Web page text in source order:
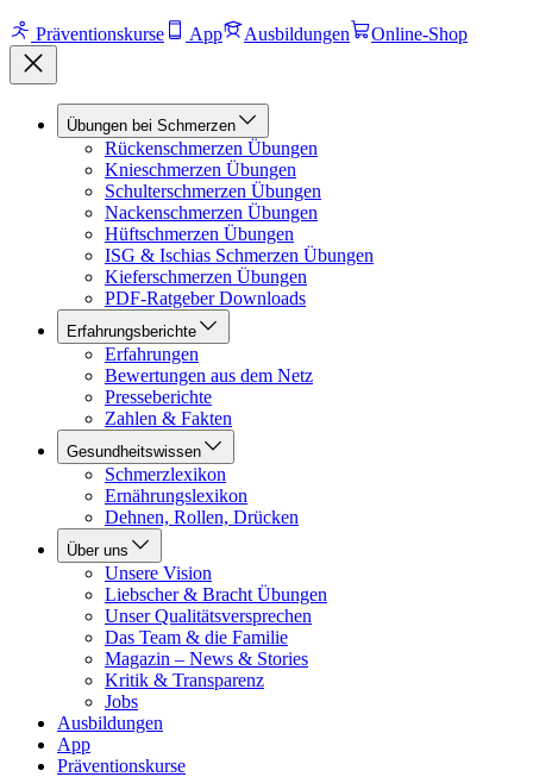
Präventionskurse App Ausbildungen Online-Shop
Übungen bei Schmerzen
Rückenschmerzen Übungen
Knieschmerzen Übungen
Schulterschmerzen Übungen
Nackenschmerzen Übungen
Hüftschmerzen Übungen
ISG & Ischias Schmerzen Übungen
Kieferschmerzen Übungen
PDF-Ratgeber Downloads
Erfahrungsberichte
Erfahrungen
Bewertungen aus dem Netz
Presseberichte
Zahlen & Fakten
Gesundheitswissen
Schmerzlexikon
Ernährungslexikon
Dehnen, Rollen, Drücken
Über uns
Unsere Vision
Liebscher & Bracht Übungen
Unser Qualitätsversprechen
Das Team & die Familie
Magazin – News & Stories
Kritik & Transparenz
Jobs
Ausbildungen
App
Präventionskurse